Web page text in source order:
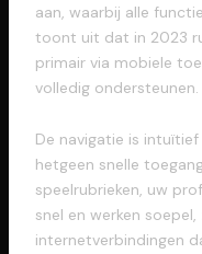
aan, waarbij alle
toont uit dat in 2023
primair via mobiele
volledig ondersteunen.
De navigatie is
hetgeen snelle
speelrubrieken, uw
snel en werken
internetverbindingen